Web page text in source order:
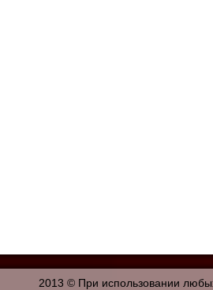
2013 © При использовании